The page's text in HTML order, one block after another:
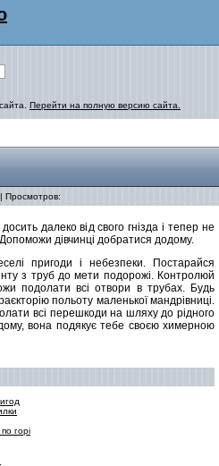
Перейти на полную версию сайта.
Просмотров:
далеко від свого гнізда і тепер не
дівчинці добратися додому.
пригоди і небезпеки. Постарайся
з труб до мети подорожі. Контролюй
подолати всі отвори в трубах. Будь
польоту маленької мандрівниці.
всі перешкоди на шляху до рідного
вона подякує тебе своєю химерною
горі